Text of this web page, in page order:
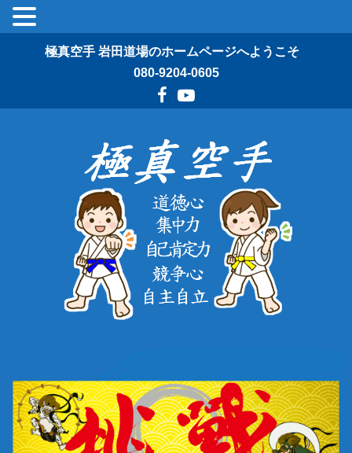
極真空手 岩田道場のホームページへようこそ
080-9204-0605